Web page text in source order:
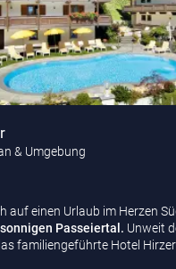
& Umgebung
auf einen Urlaub im Herzen
sonnigen Passeiertal. Unweit
familiengeführte Hotel